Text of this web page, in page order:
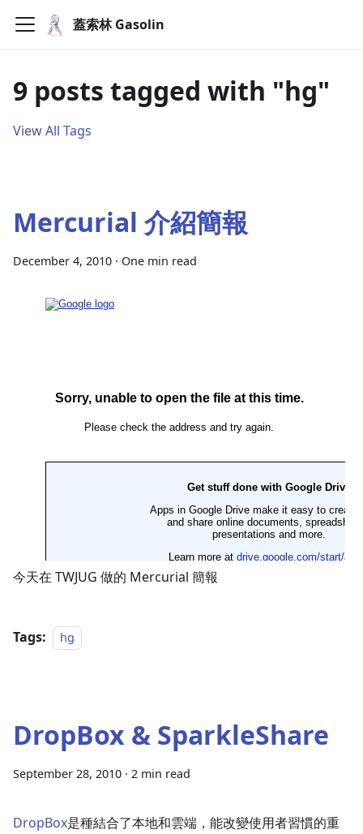
蓋索林 Gasolin
9 posts tagged with "hg"
View All Tags
Mercurial 介紹簡報
December 4, 2010 · One min read
今天在 TWJUG 做的 Mercurial 簡報
Tags: hg
DropBox & SparkleShare
September 28, 2010 · 2 min read
DropBox是種結合了本地和雲端，能改變使用者習慣的重